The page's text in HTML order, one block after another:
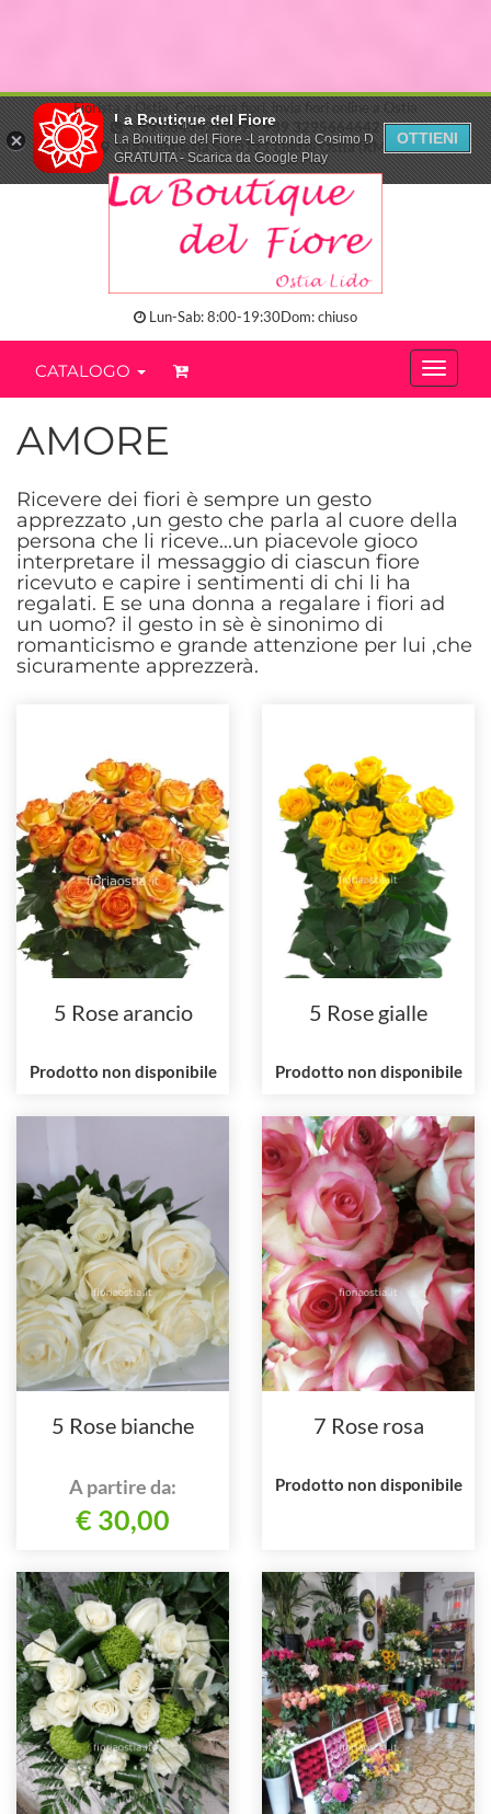
La Boutique del Fiore
La Boutique del Fiore -Larotonda Cosimo D.
GRATUITA - Scarica da Google Play
OTTIENI
Fiorista a Ostia. Consegna fiori, invia fiori online a Ostia
+39 0645425399
+39 3295664642
Via Melanesia,5-00121 Lido di Ostia (RM)
Lun-Sab: 8:00-19:30Dom: chiuso
CATALOGO
AMORE
Ricevere dei fiori è sempre un gesto
apprezzato ,un gesto che parla al cuore della
persona che li riceve...un piacevole gioco
interpretare il messaggio di ciascun fiore
ricevuto e capire i sentimenti di chi li ha
regalati. E se una donna a regalare i fiori ad
un uomo? il gesto in sè è sinonimo di
romanticismo e grande attenzione per lui ,che
sicuramente apprezzerà.
5 Rose arancio
Prodotto non disponibile
5 Rose gialle
Prodotto non disponibile
5 Rose bianche
A partire da:
€ 30,00
7 Rose rosa
Prodotto non disponibile